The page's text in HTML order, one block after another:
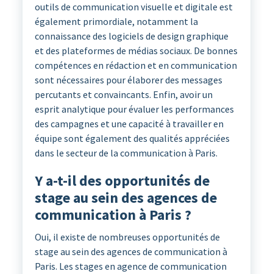
outils de communication visuelle et digitale est
également primordiale, notamment la
connaissance des logiciels de design graphique
et des plateformes de médias sociaux. De bonnes
compétences en rédaction et en communication
sont nécessaires pour élaborer des messages
percutants et convaincants. Enfin, avoir un
esprit analytique pour évaluer les performances
des campagnes et une capacité à travailler en
équipe sont également des qualités appréciées
dans le secteur de la communication à Paris.
Y a-t-il des opportunités de
stage au sein des agences de
communication à Paris ?
Oui, il existe de nombreuses opportunités de
stage au sein des agences de communication à
Paris. Les stages en agence de communication